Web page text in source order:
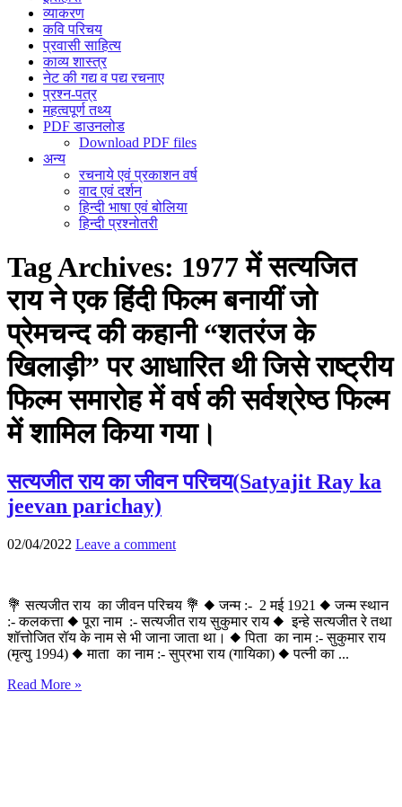
व्याकरण
कवि परिचय
प्रवासी साहित्य
काव्य शास्त्र
नेट की गद्य व पद्य रचनाए
प्रश्न-पत्र
महत्वपूर्ण तथ्य
PDF डाउनलोड
Download PDF files
अन्य
रचनाये एवं प्रकाशन वर्ष
वाद एवं दर्शन
हिन्दी भाषा एवं बोलिया
हिन्दी प्रश्नोतरी
Tag Archives: 1977 में सत्यजित
राय ने एक हिंदी फिल्म बनायीं जो
प्रेमचन्द की कहानी “शतरंज के
खिलाड़ी” पर आधारित थी जिसे राष्ट्रीय
फिल्म समारोह में वर्ष की सर्वश्रेष्ठ फिल्म
में शामिल किया गया।
सत्यजीत राय का जीवन परिचय(Satyajit Ray ka
jeevan parichay)
02/04/2022 Leave a comment
💐 सत्यजीत राय का जीवन परिचय 💐 ◆ जन्म :- 2 मई 1921 ◆ जन्म स्थान
:- कलकत्ता ◆ पूरा नाम :- सत्यजीत राय सुकुमार राय ◆ इन्हे सत्यजीत रे तथा
शॉत्तोजित रॉय के नाम से भी जाना जाता था। ◆ पिता का नाम :- सुकुमार राय
(मृत्यु 1994) ◆ माता का नाम :- सुप्रभा राय (गायिका) ◆ पत्नी का ...
Read More »